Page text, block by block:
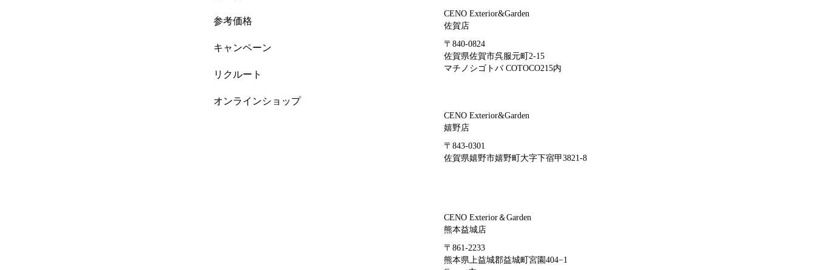
参考価格
キャンペーン
リクルート
オンラインショップ
CENO Exterior&Garden
佐賀店
〒840-0824
佐賀県佐賀市呉服元町2-15
マチノシゴトバ COTOCO215内
CENO Exterior&Garden
嬉野店
〒843-0301
佐賀県嬉野市嬉野町大字下宿甲3821-8
CENO Exterior＆Garden
熊本益城店
〒861-2233
熊本県上益城郡益城町宮園404−1